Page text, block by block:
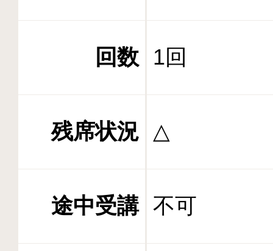
回数 1回
残席状況 △
途中受講 不可